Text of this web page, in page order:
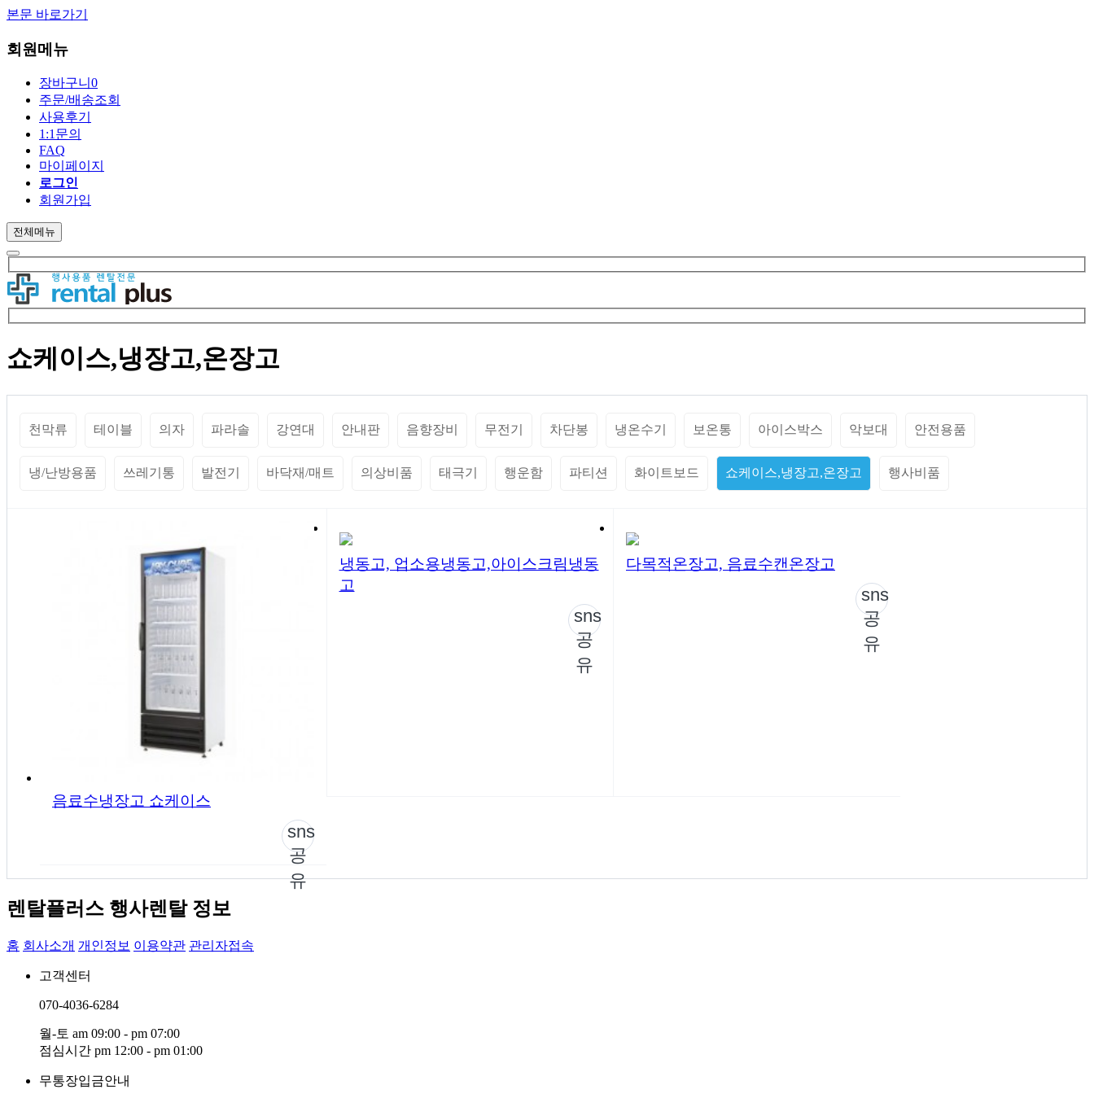
본문 바로가기
회원메뉴
장바구니 0
주문/배송조회
사용후기
1:1문의
FAQ
마이페이지
로그인
회원가입
전체메뉴
쇼케이스,냉장고,온장고
천막류 테이블 의자 파라솔 강연대 안내판 음향장비 무전기 차단봉 냉온수기 보온통 아이스박스 악보대 안전용품
냉/난방용품 쓰레기통 발전기 바닥재/매트 의상비품 태극기 행운함 파티션 화이트보드 쇼케이스,냉장고,온장고 행사비품
음료수냉장고 쇼케이스
sns
공
유
냉동고, 업소용냉동고,아이스크림냉동
고
sns
공
유
다목적온장고, 음료수캔온장고
sns
공
유
렌탈플러스 행사렌탈 정보
홈 회사소개 개인정보 이용약관 관리자접속
고객센터
070-4036-6284
월-토 am 09:00 - pm 07:00
점심시간 pm 12:00 - pm 01:00
무통장입금안내